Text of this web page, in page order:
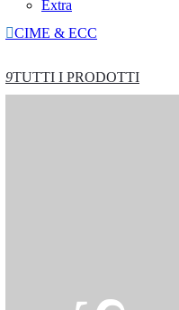
Extra
CIME & ECC
9TUTTI I PRODOTTI